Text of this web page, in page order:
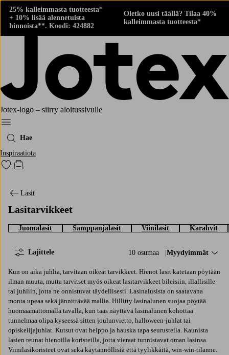
25% kalleimmasta tuotteesta*
+ 10% lisää alennetuista
hinnoista**. Koodi: 424882
Oletko uusi täällä? Tilaa 40%
kalleimmasta tuotteesta*
Jotex-logo – siirry aloitussivulle
Menu
Hae
Inspiraatiota
Siirry merkittyihin suosikkituotteisiin
Siirry ostoskoriin
Lasit
Lasitarvikkeet
Juomalasit Samppanjalasit Viinilasit Karahvit
10 osumaa Lajittele:
Myydyimmät
Lajittele
Kun on aika juhlia, tarvitaan oikeat tarvikkeet. Hienot lasit katetaan pöytään
ilman muuta, mutta tarvitset myös oikeat lasitarvikkeet bileisiin, illallisille
tai juhliin, jotta ne onnistuvat täydellisesti. Lasinalusista on saatavana
monta upeaa sekä jännittävää mallia. Hillitty lasinalunen suojaa pöytää
huomaamattomalla tavalla, kun taas näyttävä lasinalunen kohottaa
tunnelmaa olipa kyseessä sitten joulunvietto, halloween-juhlat tai
opiskelijajuhlat. Kutsut ovat helppo ja hauska tapa seurustella. Kaunista
lasien reunat hienoilla koristeilla, jotta vieraat tunnistavat oman lasinsa.
Viinilasikoristeet ovat sekä käytännöllisiä että tyylikkäitä, win-win-tilanne.